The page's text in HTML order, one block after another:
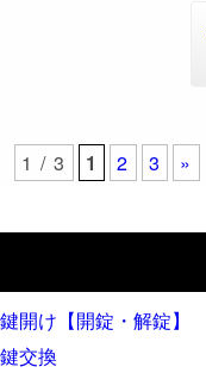
1 / 3 1 2 3 »
鍵開け【開錠・解錠】
鍵交換